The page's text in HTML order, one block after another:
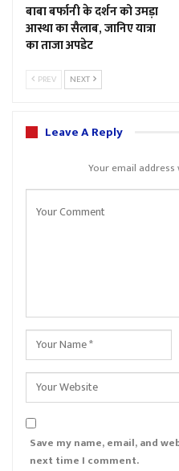
बाबा बर्फानी के दर्शन को उमड़ा
आस्था का सैलाब, जानिए यात्रा
का ताजा अपडेट
PREV NEXT
Leave A Reply
Your email
Save my name, email, and
next time I comment.